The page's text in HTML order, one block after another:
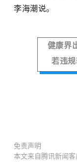
李海潮说。
健康界
若违规
免责声明
本文来自腾讯新闻